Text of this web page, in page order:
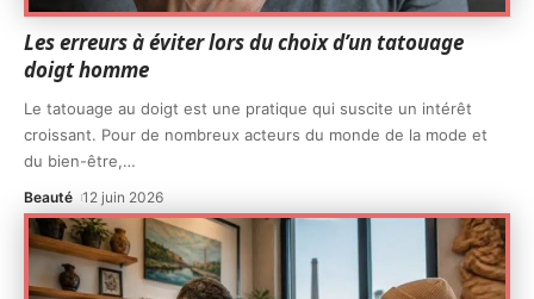
Les erreurs à éviter lors du choix d’un tatouage
doigt homme
Le tatouage au doigt est une pratique qui suscite un intérêt
croissant. Pour de nombreux acteurs du monde de la mode et
du bien-être,…
Beauté 12 juin 2026